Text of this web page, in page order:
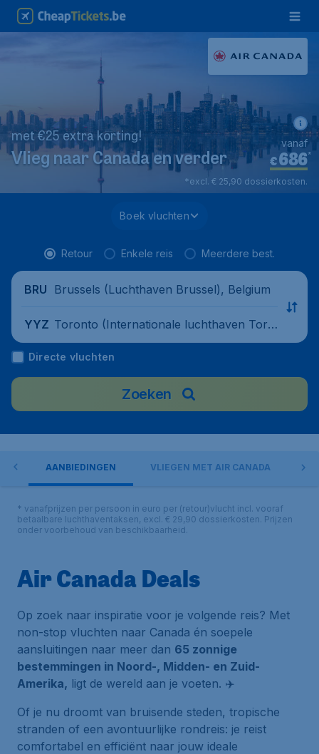
met €25 extra korting!
Vlieg naar Canada en verder €686*
vanaf
*excl. € 25,90 dossierkosten.
Boek vluchten
Retour Enkele reis Meerdere best.
BRU Brussels (Luchthaven Brussel), Belgium
YYZ Toronto (Internationale luchthaven Toro
nto Pearson), Canada
Directe vluchten
Zoeken
AANBIEDINGEN VLIEGEN MET AIR CANADA
* vanafprijzen per persoon in euro per (retour)vlucht incl. vooraf
betaalbare luchthaventaksen, excl. € 29,90 dossierkosten. Prijzen
onder voorbehoud van beschikbaarheid.
Air Canada Deals
Op zoek naar inspiratie voor je volgende reis? Met
non-stop vluchten naar Canada én soepele
aansluitingen naar meer dan 65 zonnige
bestemmingen in Noord-, Midden- en Zuid-
Amerika, ligt de wereld aan je voeten. ✈️
Of je nu droomt van bruisende steden, tropische
stranden of een avontuurlijke rondreis: je reist
comfortabel en efficiënt naar jouw ideale